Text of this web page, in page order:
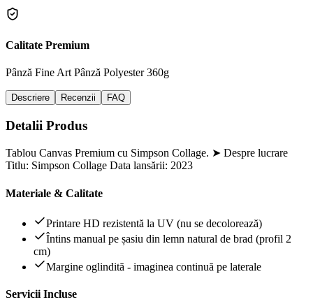
Calitate Premium
Pânză Fine Art Pânză Polyester 360g
Descriere Recenzii FAQ
Detalii Produs
Tablou Canvas Premium cu Simpson Collage. ➤ Despre lucrare
Titlu: Simpson Collage Data lansării: 2023
Materiale & Calitate
Printare HD rezistentă la UV (nu se decolorează)
Întins manual pe șasiu din lemn natural de brad (profil 2
cm)
Margine oglindită - imaginea continuă pe laterale
Servicii Incluse